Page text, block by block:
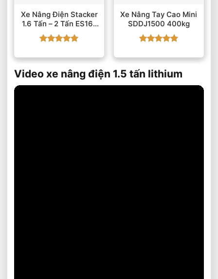
Xe Nâng Điện Stacker
1.6 Tấn – 2 Tấn ES16-
RS
hạng55
Xe Nâng Tay Cao Mini
SDDJ1500 400kg
hạng55
Video xe nâng điện 1.5 tấn lithium